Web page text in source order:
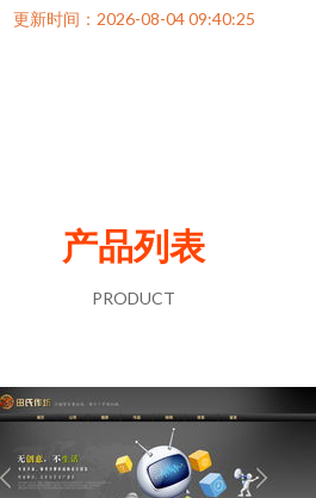
更新时间：2026-08-04 09:40:25
产品列表
PRODUCT